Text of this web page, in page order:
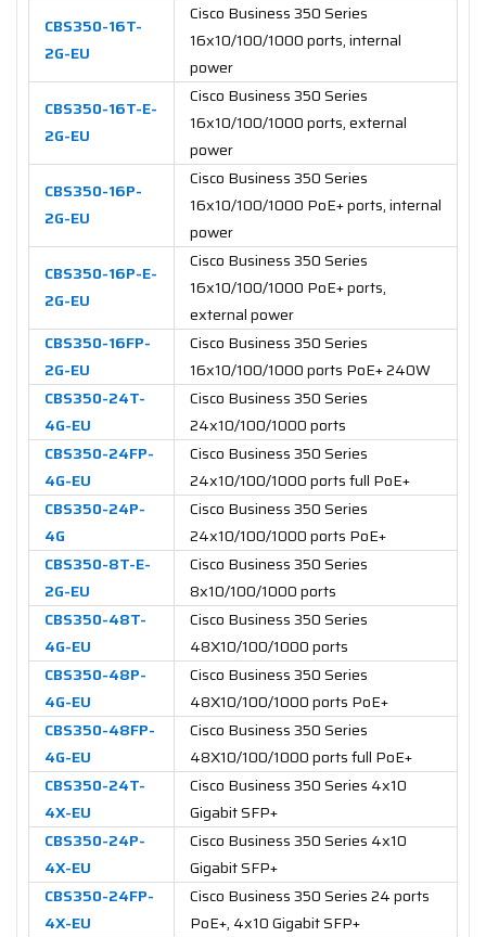
CBS350-16T-
2G-EU
Cisco Business 350 Series
16x10/100/1000 ports, internal
power
CBS350-16T-E-
2G-EU
Cisco Business 350 Series
16x10/100/1000 ports, external
power
CBS350-16P-
2G-EU
Cisco Business 350 Series
16x10/100/1000 PoE+ ports, internal
power
CBS350-16P-E-
2G-EU
Cisco Business 350 Series
16x10/100/1000 PoE+ ports,
external power
CBS350-16FP-
2G-EU
Cisco Business 350 Series
16x10/100/1000 ports PoE+ 240W
CBS350-24T-
4G-EU
Cisco Business 350 Series
24x10/100/1000 ports
CBS350-24FP-
4G-EU
Cisco Business 350 Series
24x10/100/1000 ports full PoE+
CBS350-24P-
4G
Cisco Business 350 Series
24x10/100/1000 ports PoE+
CBS350-8T-E-
2G-EU
Cisco Business 350 Series
8x10/100/1000 ports
CBS350-48T-
4G-EU
Cisco Business 350 Series
48X10/100/1000 ports
CBS350-48P-
4G-EU
Cisco Business 350 Series
48X10/100/1000 ports PoE+
CBS350-48FP-
4G-EU
Cisco Business 350 Series
48X10/100/1000 ports full PoE+
CBS350-24T-
4X-EU
Cisco Business 350 Series 4x10
Gigabit SFP+
CBS350-24P-
4X-EU
Cisco Business 350 Series 4x10
Gigabit SFP+
CBS350-24FP-
4X-EU
Cisco Business 350 Series 24 ports
PoE+, 4x10 Gigabit SFP+